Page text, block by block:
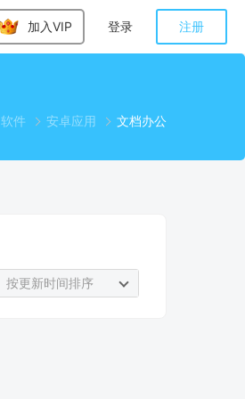
加入VIP 登录 注册
软件 安卓应用 文档办公
按更新时间排序